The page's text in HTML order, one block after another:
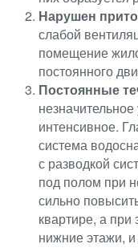
Нарушен
слабой
помещение
постоянного
Постоянные
интенсивное.
система
с разводкой
под полом при
сильно
квартире, а при
нижние этажи, и